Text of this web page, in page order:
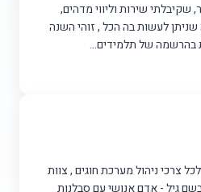
שירות וליווי מדהים,
לעשות בה הכל , זוהי השנה
בהרשמה של תלמידים...
צרכי ניהול מערכת חוגים , צוות
גיל - אדם אנושי עם סבלנות